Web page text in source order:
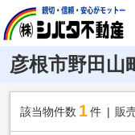
彦根市野田山
該当物件数 1件 販